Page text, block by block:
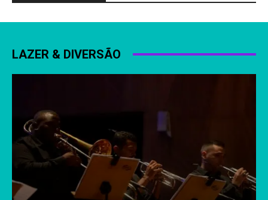
LAZER & DIVERSÃO